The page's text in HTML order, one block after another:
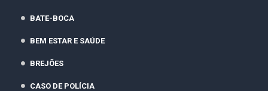
BATE-BOCA
BEM ESTAR E SAÚDE
BREJÕES
CASO DE POLÍCIA